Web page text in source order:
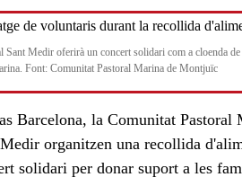
Sant Medir oferirà un concert solidari com a cloenda
Font: Comunitat Pastoral Marina de Montjuïc
Barcelona, la Comunitat
organitzen una recollida
solidari per donar suport a les